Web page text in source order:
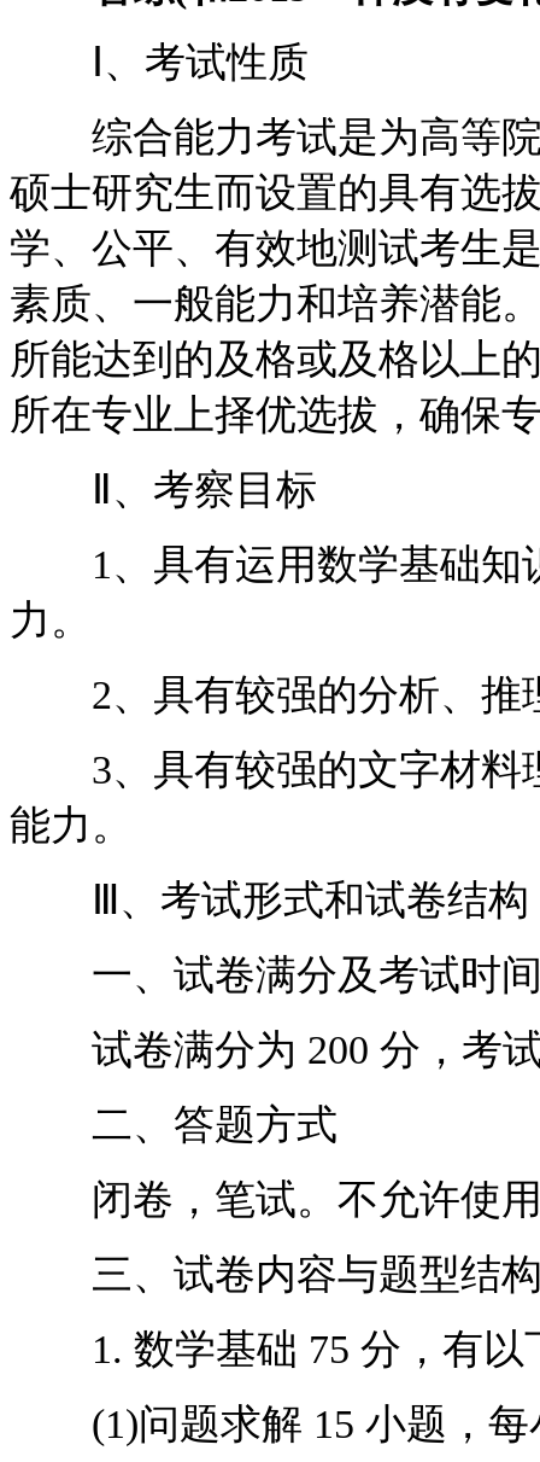
Ⅰ、考试性质
综合能力考试是为高等院
硕士研究生而设置的具有选
学、公平、有效地测试考生
素质、一般能力和培养潜能
所能达到的及格或及格以上
所在专业上择优选拔，确保
Ⅱ、考察目标
1、具有运用数学基础知
力。
2、具有较强的分析、推
3、具有较强的文字材料
能力。
Ⅲ、考试形式和试卷结构
一、试卷满分及考试时
试卷满分为 200 分，考试
二、答题方式
闭卷，笔试。不允许使用
三、试卷内容与题型结
1. 数学基础 75 分，有以
(1)问题求解 15 小题，每